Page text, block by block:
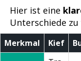
Hier ist eine
Unterschiede
Merkmal Kief